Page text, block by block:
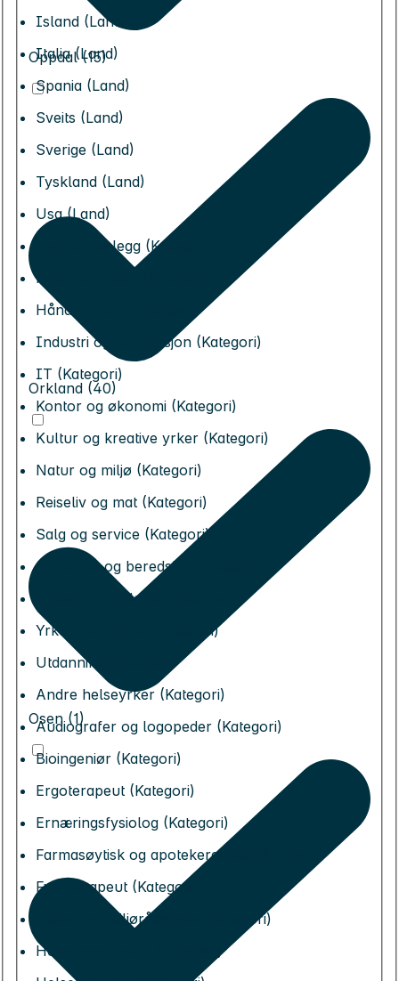
Island (Land)
Italia (Land)
Spania (Land)
Sveits (Land)
Sverige (Land)
Tyskland (Land)
Usa (Land)
Bygg og anlegg (Kategori)
Helse og sosial (Kategori)
Håndverkere (Kategori)
Industri og produksjon (Kategori)
IT (Kategori)
Kontor og økonomi (Kategori)
Kultur og kreative yrker (Kategori)
Natur og miljø (Kategori)
Reiseliv og mat (Kategori)
Salg og service (Kategori)
Sikkerhet og beredskap (Kategori)
Transport og lager (Kategori)
Yrke ikke oppgitt (Kategori)
Utdanning (Kategori)
Andre helseyrker (Kategori)
Audiografer og logopeder (Kategori)
Bioingeniør (Kategori)
Ergoterapeut (Kategori)
Ernæringsfysiolog (Kategori)
Farmasøytisk og apotekerarbeid (Kategori)
Fysioterapeut (Kategori)
Helse- og miljørådgivere (Kategori)
Helsefagarbeider (Kategori)
Oppdal (15)
Orkland (40)
Osen (1)